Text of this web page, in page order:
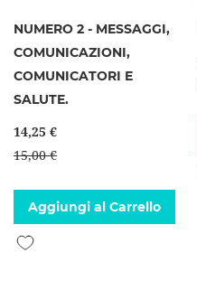
NUMERO 2 - MESSAGGI,
COMUNICAZIONI,
COMUNICATORI E
SALUTE.
14,25 €
15,00 €
Aggiungi al Carrello
Aggiungi alla lista desideri